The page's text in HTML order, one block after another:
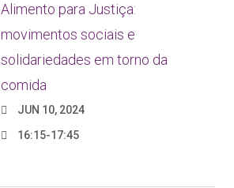
Alimento para Justiça:
movimentos sociais e
solidariedades em torno da
comida
JUN 10, 2024
16:15-17:45